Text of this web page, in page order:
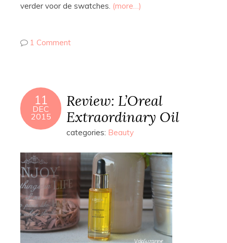
verder voor de swatches. (more…)
1 Comment
11
DEC
2015
Review: L’Oreal
Extraordinary Oil
categories: Beauty